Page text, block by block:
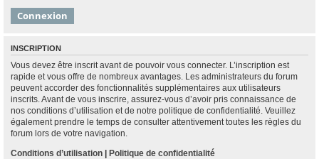
INSCRIPTION
Vous devez être inscrit avant de pouvoir vous connecter. L’inscription est
rapide et vous offre de nombreux avantages. Les administrateurs du forum
peuvent accorder des fonctionnalités supplémentaires aux utilisateurs
inscrits. Avant de vous inscrire, assurez-vous d’avoir pris connaissance de
nos conditions d’utilisation et de notre politique de confidentialité. Veuillez
également prendre le temps de consulter attentivement toutes les règles du
forum lors de votre navigation.
Conditions d’utilisation | Politique de confidentialité